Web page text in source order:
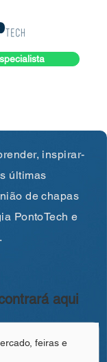
inspirar-
últimas
de chapas
PontoTech e
aqui
feiras e